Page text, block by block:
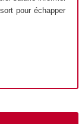
pour échapper